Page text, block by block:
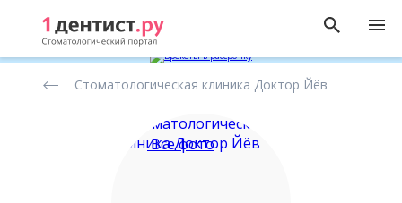
стоматологических
Стоматологическая клиника Доктор Йёв
Все фото